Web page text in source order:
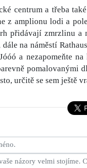
centrum a třeba
z amplionu lodi a
přidávají zmrzlinu a
dále na náměstí
a nezapomeňte na
pomalovanými
určitě se sem ještě